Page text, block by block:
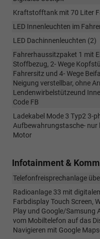
Kraftstofftank mit 70 Liter
LED Innenleuchten im
LED Dachinnenleuchten (2)
Fahrerhaussitzpaket 1 mit
Stoffbezug, 2- Wege
Fahrersitz und 4- Wege
Neigung verstellbar, ohne
Lendenwirbelstützeund
Code FB
Ladekabel Mode 3 Typ2 3-
Aufbewahrungstasche- nur
Motor
Infotainment &
Telefonfreisprechanlage
Radioanlage 33 mit
Farbdisplay Touch Screen,
Play und Google/Samsung
vom Mobiltelefon auf das
Navigieren mit Google